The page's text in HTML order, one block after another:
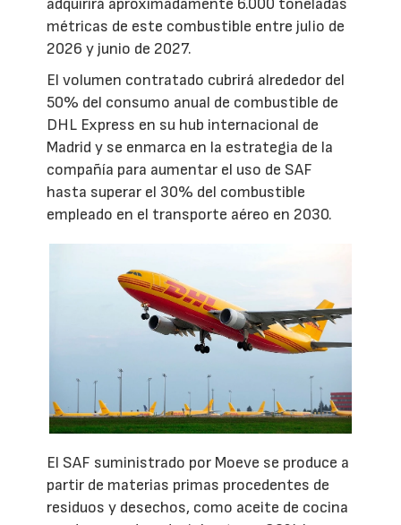
adquirirá aproximadamente 6.000 toneladas
métricas de este combustible entre julio de
2026 y junio de 2027.
El volumen contratado cubrirá alrededor del
50% del consumo anual de combustible de
DHL Express en su hub internacional de
Madrid y se enmarca en la estrategia de la
compañía para aumentar el uso de SAF
hasta superar el 30% del combustible
empleado en el transporte aéreo en 2030.
El SAF suministrado por Moeve se produce a
partir de materias primas procedentes de
residuos y desechos, como aceite de cocina